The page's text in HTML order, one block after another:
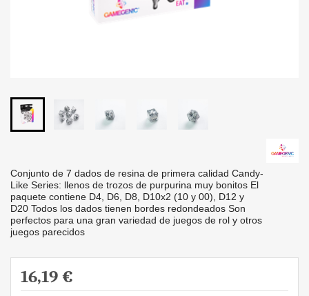
Conjunto de 7 dados de resina de primera calidad Candy-
Like Series: llenos de trozos de purpurina muy bonitos El
paquete contiene D4, D6, D8, D10x2 (10 y 00), D12 y
D20 Todos los dados tienen bordes redondeados Son
perfectos para una gran variedad de juegos de rol y otros
juegos parecidos
16,19 €